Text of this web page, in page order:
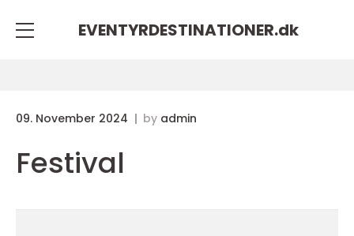
EVENTYRDESTINATIONER.dk
09. November 2024 by admin
Festival